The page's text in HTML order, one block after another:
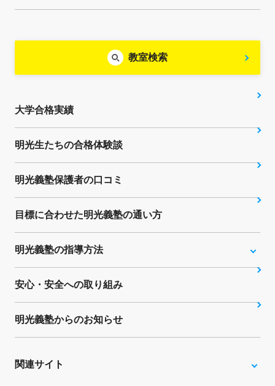
教室検索
大学合格実績
明光生たちの合格体験談
明光義塾保護者の口コミ
目標に合わせた明光義塾の通い方
明光義塾の指導方法
安心・安全への取り組み
明光義塾からのお知らせ
関連サイト